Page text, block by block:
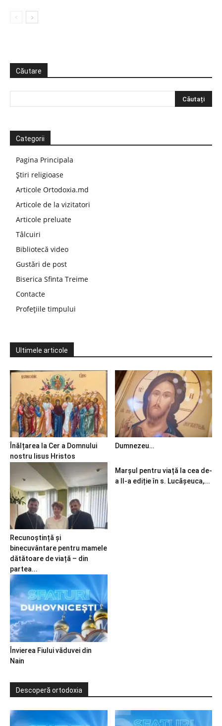
Căutare
Categorii
Pagina Principala
Știri religioase
Articole Ortodoxia.md
Articole de la vizitatori
Articole preluate
Tâlcuiri
Bibliotecă video
Gustări de post
Biserica Sfinta Treime
Contacte
Profețiile timpului
Ultimele articole
Înălțarea la Cer a Domnului
nostru Iisus Hristos
Dumnezeu…
Recunoștință și
binecuvântare pentru mamele
dătătoare de viață – din
partea...
Marșul pentru viață la cea de-
a II-a ediție în s. Lucășeuca,...
Învierea Fiului văduvei din
Nain
Descoperă ortodoxia